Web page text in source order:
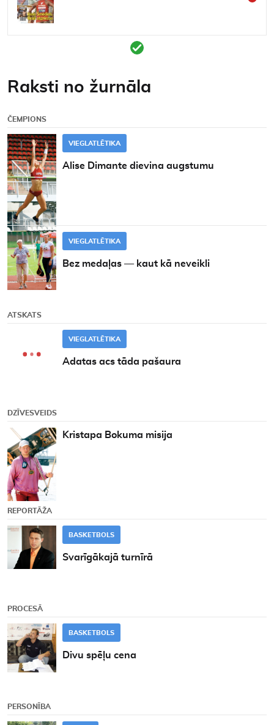
Raksti no žurnāla
ČEMPIONS
VIEGLATLĒTIKA
Alise Dimante dievina augstumu
PROCESĀ
VIEGLATLĒTIKA
Bez medaļas — kaut kā neveikli
ATSKATS
VIEGLATLĒTIKA
Adatas acs tāda pašaura
DZĪVESVEIDS
Kristapa Bokuma misija
REPORTĀŽA
BASKETBOLS
Svarīgākajā turnīrā
PROCESĀ
BASKETBOLS
Divu spēļu cena
PERSONĪBA